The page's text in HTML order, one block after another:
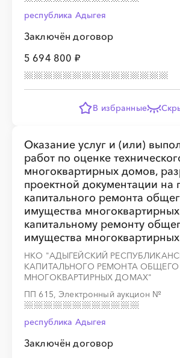
республика Адыгея
Заключён договор
5 694 800 ₽
В избранные
Оказание услуг и (или)
работ по оценке
многоквартирных домов,
проектной документации на
капитального ремонта
имущества
капитальному ремонту
имущества
НКО "АДЫГЕЙСКИЙ
КАПИТАЛЬНОГО РЕМОНТА
МНОГОКВАРТИРНЫХ ДОМАХ"
ПП 615, Электронный аукцион №
республика Адыгея
Заключён договор